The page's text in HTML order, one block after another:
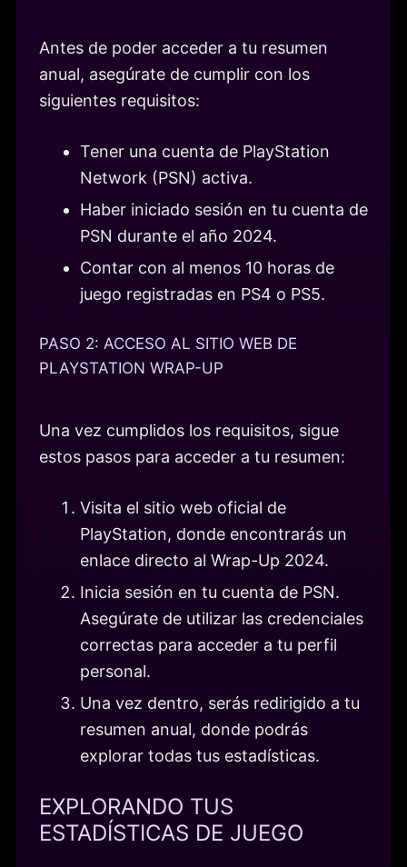
Antes de poder acceder a tu resumen
anual, asegúrate de cumplir con los
siguientes requisitos:
Tener una cuenta de PlayStation
Network (PSN) activa.
Haber iniciado sesión en tu cuenta de
PSN durante el año 2024.
Contar con al menos 10 horas de
juego registradas en PS4 o PS5.
PASO 2: ACCESO AL SITIO WEB DE
PLAYSTATION WRAP-UP
Una vez cumplidos los requisitos, sigue
estos pasos para acceder a tu resumen:
Visita el sitio web oficial de
PlayStation, donde encontrarás un
enlace directo al Wrap-Up 2024.
Inicia sesión en tu cuenta de PSN.
Asegúrate de utilizar las credenciales
correctas para acceder a tu perfil
personal.
Una vez dentro, serás redirigido a tu
resumen anual, donde podrás
explorar todas tus estadísticas.
EXPLORANDO TUS
ESTADÍSTICAS DE JUEGO